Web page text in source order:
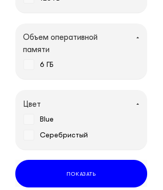
Объем оперативной
памяти
6 ГБ
Цвет
Blue
Серебристый
ПОКАЗАТЬ